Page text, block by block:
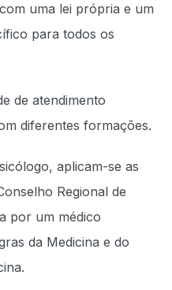
uma lei própria e um
para todos os
de atendimento
diferentes formações.
aplicam-se as
Regional de
por um médico
da Medicina e do